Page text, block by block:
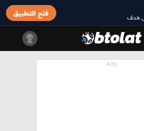
هدف
فتح التطبيق